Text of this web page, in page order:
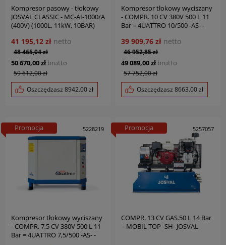
Kompresor pasowy - tłokowy
JOSVAL CLASSIC - MC-AI-1000/A
(400V) (1000L, 11kW, 10BAR)
50 670,00 zł brutto
59 612,00 zł
Oszczędzasz 8942.00zł
41 195,12 zł netto
48 465,04 zł
Kompresor tłokowy wyciszany
- COMPR. 10 CV 380V 500 L 11
Bar = 4UATTRO 10/500 -AS- -
49 089,00 zł brutto
57 752,00 zł
Oszczędzasz 8663.00zł
39 909,76 zł netto
46 952,85 zł
5228219
Kompresor tłokowy wyciszany
- COMPR. 7,5 CV 380V 500 L 11
Bar = 4UATTRO 7,5/500 -AS- -
Promocja 5257057
COMPR. 13 CV GAS.50 L 14 Bar
= MOBIL TOP -SH- JOSVAL
Promocja